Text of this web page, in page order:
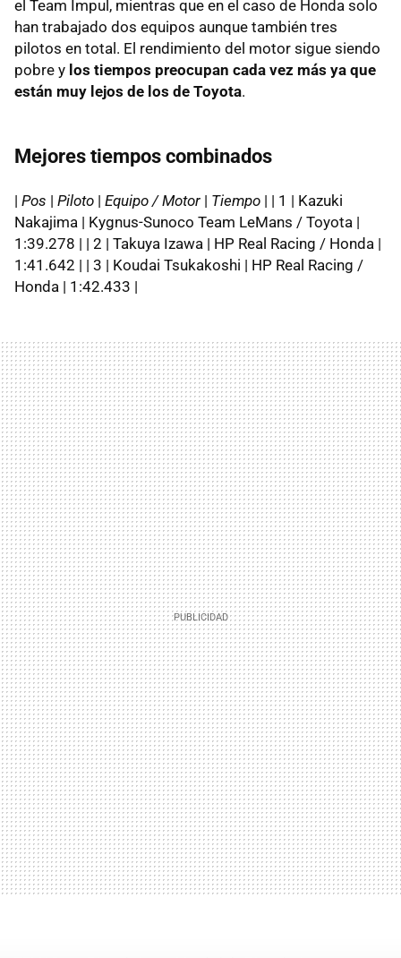
el Team Impul, mientras que en el caso de Honda solo
han trabajado dos equipos aunque también tres
pilotos en total. El rendimiento del motor sigue siendo
pobre y los tiempos preocupan cada vez más ya que
están muy lejos de los de Toyota.
Mejores tiempos combinados
| Pos | Piloto | Equipo / Motor | Tiempo | | 1 | Kazuki
Nakajima | Kygnus-Sunoco Team LeMans / Toyota |
1:39.278 | | 2 | Takuya Izawa | HP Real Racing / Honda |
1:41.642 | | 3 | Koudai Tsukakoshi | HP Real Racing /
Honda | 1:42.433 |